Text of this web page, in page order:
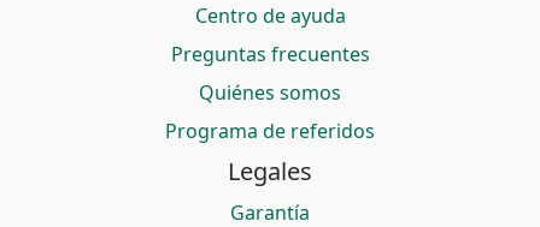
Centro de ayuda
Preguntas frecuentes
Quiénes somos
Programa de referidos
Legales
Garantía